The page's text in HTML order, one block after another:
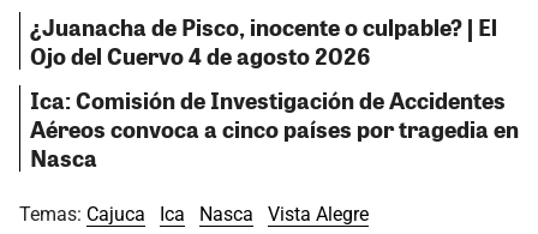
¿Juanacha de Pisco, inocente o culpable? | El
Ojo del Cuervo 4 de agosto 2026
Ica: Comisión de Investigación de Accidentes
Aéreos convoca a cinco países por tragedia en
Nasca
Temas: Cajuca Ica Nasca Vista Alegre